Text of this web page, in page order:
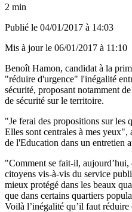
2 min
Publié le 04/01/2017 à 14:03
Mis à jour le 06/01/2017 à 11:10
Benoît Hamon, candidat à la
"réduire d'urgence" l'inégalité
sécurité, proposant notamment
de sécurité sur le territoire.
"Je ferai des propositions sur les
Elles sont centrales à mes
de l'Education dans un entretien
"Comment se fait-il,
citoyens vis-à-vis du service
mieux protégé dans les beaux
que dans certains quartiers
Voilà l’inégalité qu’il faut